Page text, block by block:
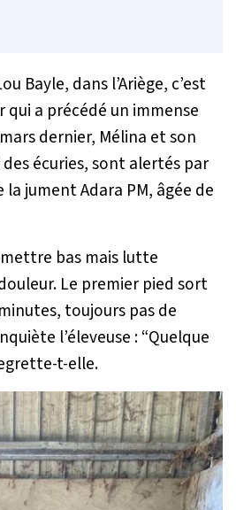
Bayle, dans l’Ariège, c’est
a précédé un immense
dernier, Mélina et son
écuries, sont alertés par
la jument Adara PM, âgée de
bas mais lutte
Le premier pied sort
toujours pas de
l’éleveuse :“Quelque
t-elle.